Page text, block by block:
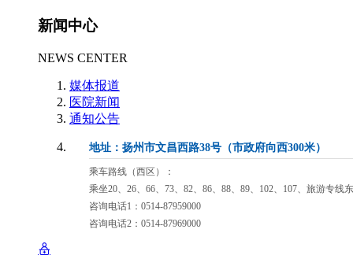
新闻中心
NEWS CENTER
媒体报道
医院新闻
通知公告
地址：扬州市文昌西路38号（市政府向西300米）
乘车路线（西区）：
乘坐20、26、66、73、82、86、88、89、102、107、旅游专线
咨询电话1：0514-87959000
咨询电话2：0514-87969000